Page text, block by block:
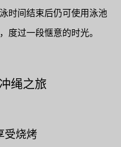
时间结束后仍可使用泳池
度过一段惬意的时光。
绳之旅
受烧烤